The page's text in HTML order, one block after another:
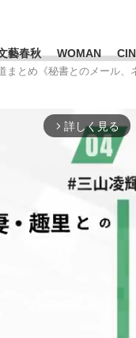
「最悪の空気の
観る
藝春秋 WOMAN
#城彰二 #
とめ《秘書とのメール、
arrow_forward_ios 詳しく見る